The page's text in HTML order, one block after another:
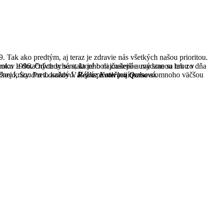
1996. Odvtedy sa stala jeho najčastejšie uvádzanou hrou v
Sandra Lasoková.Réžia: Kateřina Quisová.
ako predtým, aj teraz je zdravie nás všetkých našou prioritou.
a dotačných schém, ktoré boli zrušené a my sme sa tak zo dňa
krízy. Preto každý Váš príspevok prijímame s omnoho väčšou